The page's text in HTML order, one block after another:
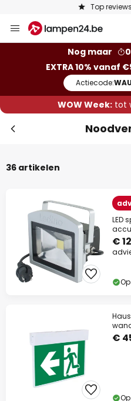
Keuze uit
naar
Nog maar
EXTRA 10% vanaf
Actiecode:
WOW Week:tot
36 artikelen
LED
accu
€
€
10%
13%
Actiecode:
Nu